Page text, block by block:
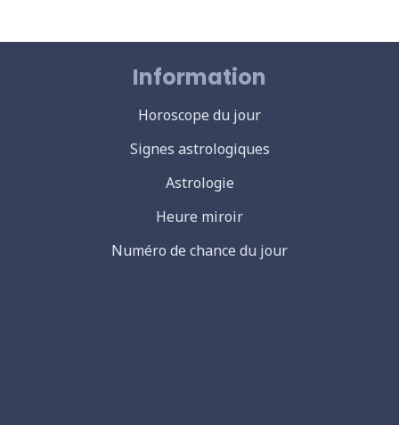
Information
Horoscope du jour
Signes astrologiques
Astrologie
Heure miroir
Numéro de chance du jour